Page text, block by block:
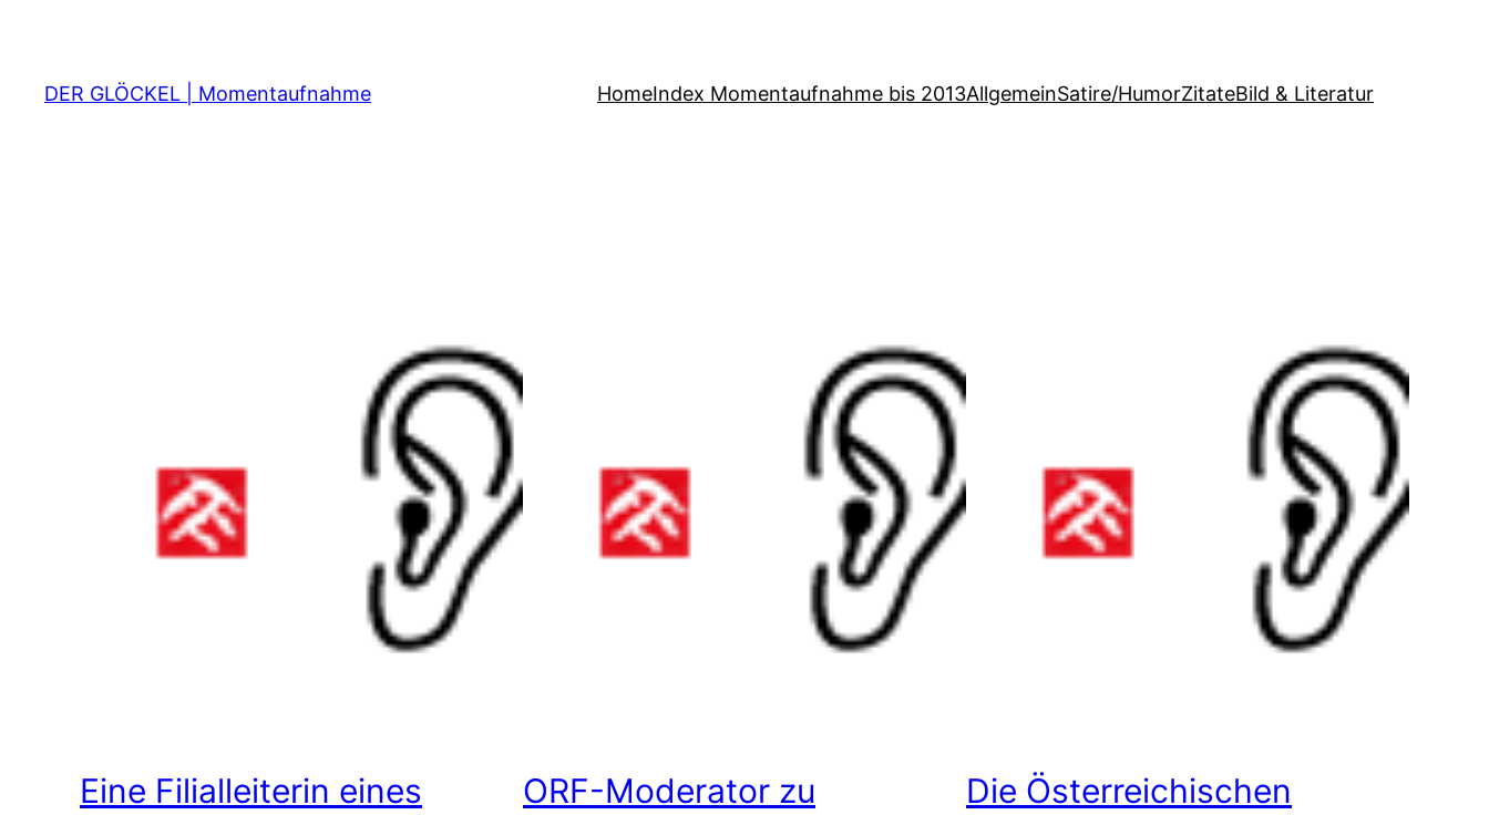
springen
DER GLÖCKEL | Momentaufnahme HomeIndex Momentaufnahme bis 2013AllgemeinSatire/HumorZitateBild & Literatur
Eine Filialleiterin eines
ORF-Moderator zu
Die Österreichischen